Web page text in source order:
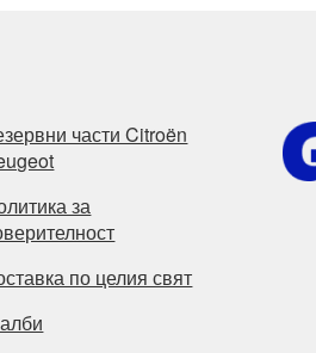
части Citroën
за
по целия свят